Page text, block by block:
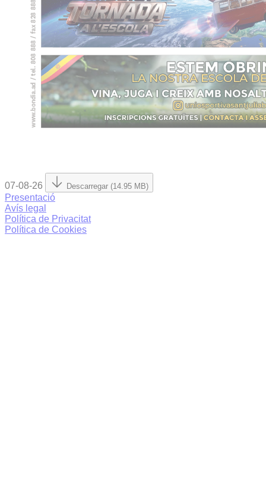
07-08-26 Descarregar (14.95 MB)
Presentació
Avís legal
Política de Privacitat
Política de Cookies